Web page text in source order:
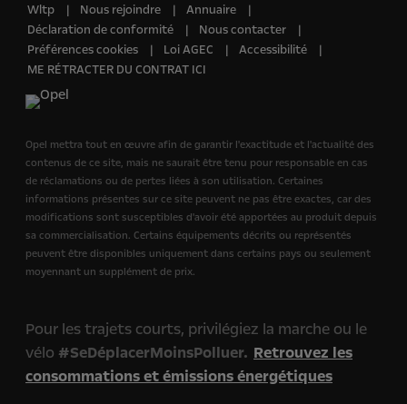
Wltp
Nous rejoindre
Annuaire
Déclaration de conformité
Nous contacter
Préférences cookies
Loi AGEC
Accessibilité
ME RÉTRACTER DU CONTRAT ICI
Opel mettra tout en œuvre afin de garantir l'exactitude et l'actualité des
contenus de ce site, mais ne saurait être tenu pour responsable en cas
de réclamations ou de pertes liées à son utilisation. Certaines
informations présentes sur ce site peuvent ne pas être exactes, car des
modifications sont susceptibles d'avoir été apportées au produit depuis
sa commercialisation. Certains équipements décrits ou représentés
peuvent être disponibles uniquement dans certains pays ou seulement
moyennant un supplément de prix.
Pour les trajets courts, privilégiez la marche ou le
vélo #SeDéplacerMoinsPolluer. Retrouvez les
consommations et émissions énergétiques